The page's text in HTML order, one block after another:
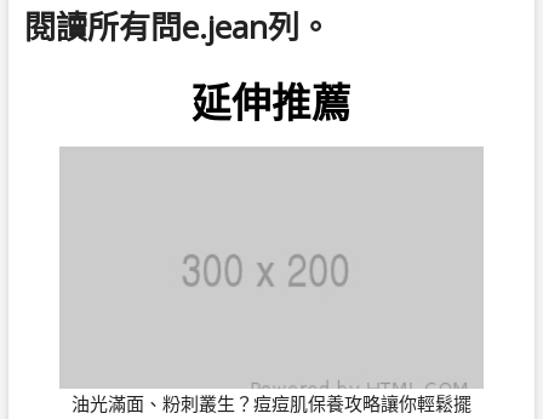
閱讀所有問e.jean列。
延伸推薦
油光滿面、粉刺叢生？痘痘肌保養攻略讓你輕鬆擺